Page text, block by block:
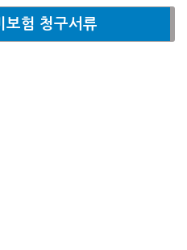
보험 청구서류